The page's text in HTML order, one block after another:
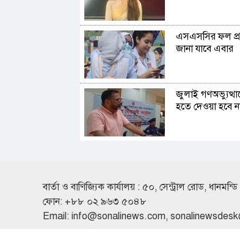
এসএসসির ফল
জানা যাবে এবার
জুলাই
হতে দেওয়া হবে
রুশ পারমাণবিক
অভিযানে
বার্তা ও বাণিজ্যিক কার্যালয় : ৫০, সেন্ট্রাল রোড,
ফোন: +৮৮ ০২ ৯৬৩ ৫০৪৮
Email: info@sonalinews.com,